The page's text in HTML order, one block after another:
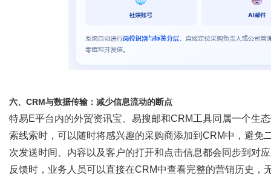
六、 CRM与数据传输：减少信息流动的断点
特易E平台内的外贸资讯宝、易搜邮和CRM工具同属一个生
索线索时，可以随时将感兴趣的采购商添加到CRM中，避免
次发送时间、内容以及客户的打开和点击信息都会同步到对
反馈时，业务人员可以直接在CRM中查看完整的营销历史